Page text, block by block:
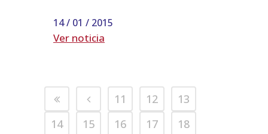
14 / 01 / 2015
Ver noticia
11 12
13
14
15 16 17
18